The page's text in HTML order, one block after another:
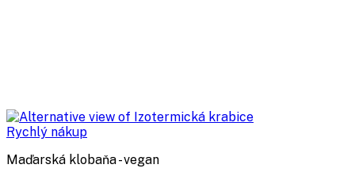
Rychlý nákup
Maďarská klobaňa - vegan